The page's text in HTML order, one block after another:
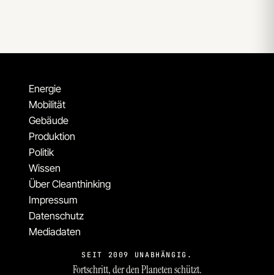
Energie
Mobilität
Gebäude
Produktion
Politik
Wissen
Über Cleanthinking
Impressum
Datenschutz
Mediadaten
SEIT 2009 UNABHÄNGIG.
Fortschritt, der den Planeten schützt.